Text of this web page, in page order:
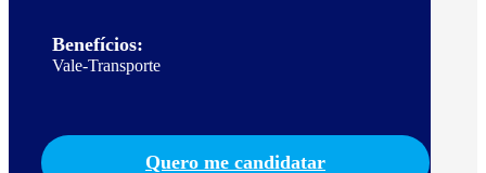
Benefícios:
Vale-Transporte
Quero me candidatar